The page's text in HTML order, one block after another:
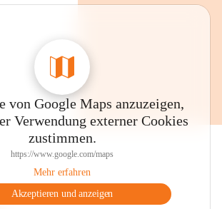
von Google Maps anzuzeigen,
Verwendung externer Cookies
zustimmen.
https://www.google.com/maps
Mehr erfahren
Akzeptieren und anzeigen